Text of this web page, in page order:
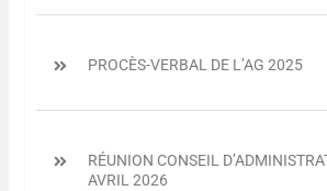
PROCÈS-VERBAL DE L’AG 2025
RÉUNION CONSEIL
AVRIL 2026